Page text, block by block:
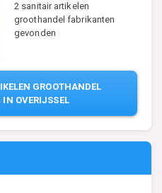
2 sanitair artikelen
groothandel fabrikanten
gevonden
GROOTHANDEL
IN OVERIJSSEL